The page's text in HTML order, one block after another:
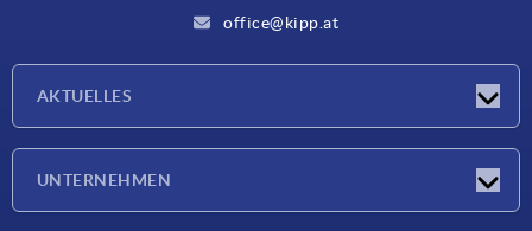
office@kipp.at
AKTUELLES
UNTERNEHMEN